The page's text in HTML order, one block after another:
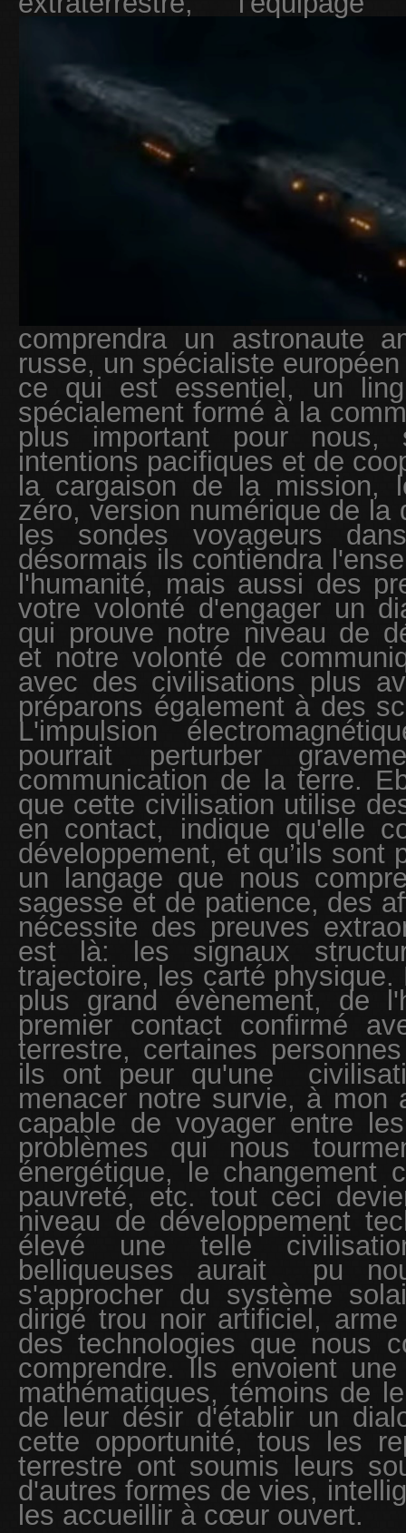
comprendra un astronaute
russe, un spécialiste
ce qui est essentiel, un
spécialement formé à la
plus important pour nous,
intentions pacifiques et de
la cargaison de la mission,
zéro, version numérique de la
les sondes voyageurs
désormais ils contiendra
l'humanité, mais aussi des
votre volonté d'engager un
qui prouve notre niveau de
et notre volonté de
avec des civilisations plus
préparons également à des
L'impulsion
pourrait perturber
communication de la terre.
que cette civilisation utilise
en contact, indique qu'elle
développement, et qu’ils sont
un langage que nous
sagesse et de patience, des
nécessite des preuves
est là: les signaux
trajectoire, les carté
plus grand évènement, de
premier contact confirmé
terrestre, certaines
ils ont peur qu'une
menacer notre survie, à mon
capable de voyager entre
problèmes qui nous
énergétique, le changement
pauvreté, etc. tout ceci
niveau de développement
élevé une telle
belliqueuses aurait pu
s'approcher du système
dirigé trou noir artificiel,
des technologies que nous
comprendre. Ils envoient
mathématiques, témoins de
de leur désir d'établir un
cette opportunité, tous les
terrestre ont soumis leurs
d'autres formes de vies,
les accueillir à cœur ouvert.